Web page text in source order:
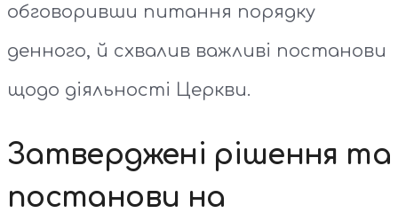
обговоривши питання порядку
денного, й схвалив важливі постанови
щодо діяльності Церкви.
Затверджені рішення та
постанови на